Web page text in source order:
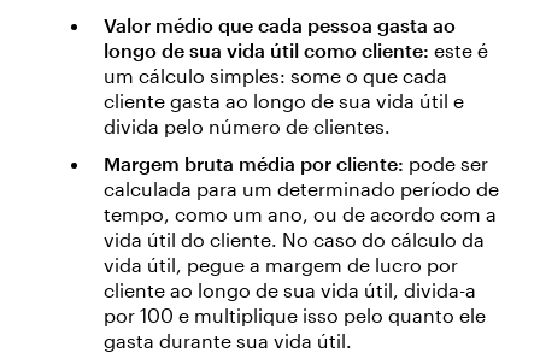
Valor médio que cada pessoa gasta ao
longo de sua vida útil como cliente: este é
um cálculo simples: some o que cada
cliente gasta ao longo de sua vida útil e
divida pelo número de clientes.
Margem bruta média por cliente: pode ser
calculada para um determinado período de
tempo, como um ano, ou de acordo com a
vida útil do cliente. No caso do cálculo da
vida útil, pegue a margem de lucro por
cliente ao longo de sua vida útil, divida-a
por 100 e multiplique isso pelo quanto ele
gasta durante sua vida útil.